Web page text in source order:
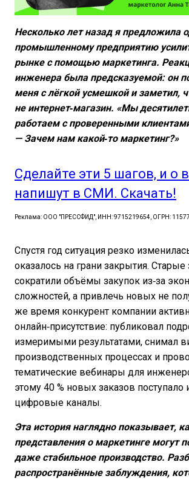
Несколько лет назад я предложила
промышленному предприятию
рынке с помощью маркетинга.
инженера была предсказуемой: он
меня с лёгкой усмешкой и заметил,
не интернет‑магазин. «Мы
работаем с проверенными
— Зачем нам какой‑то маркетинг?»
Сделайте эти 5 шагов, и о
напишут в СМИ. Скачать!
Реклама: ООО "ПРЕССФИД", ИНН: 9715219654, ОГРН:
Спустя год ситуация резко
оказалось на грани закрытия. Старые
сократили объёмы закупок из‑за
сложностей, а привлечь новых не
же время конкурент компании
онлайн‑присутствие: публиковал
измеримыми результатами, снимал
производственных процессах и
тематические вебинары для
этому 40 % новых заказов поступало
цифровые каналы.
Эта история наглядно показывает,
представления о маркетинге могут
даже стабильное производство.
распространённые заблуждения,